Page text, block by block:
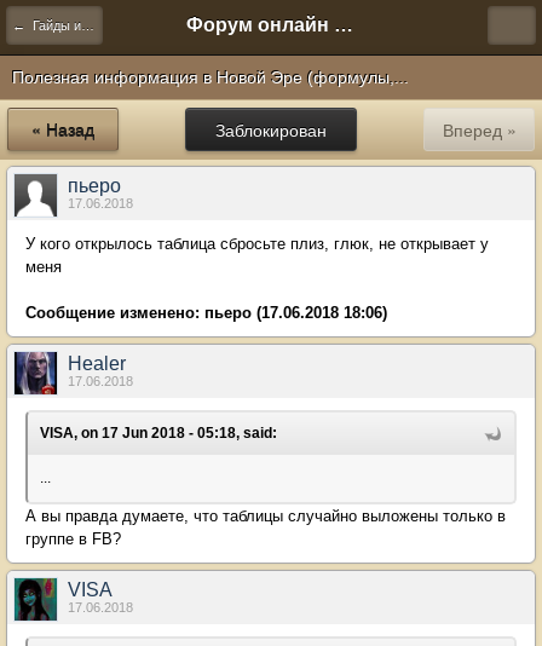
← Гайды и другое Форум онлайн игры "Новая Эра" (Нюра Биз)
Полезная информация в Новой Эре (формулы,...
Заблокирован
« Назад Вперед »
пьеро
17.06.2018
У кого открылось таблица сбросьте плиз, глюк, не открывает у
меня
Сообщение изменено: пьеро (17.06.2018 18:06)
Healer
17.06.2018
VISA, on 17 Jun 2018 - 05:18, said:
...
А вы правда думаете, что таблицы случайно выложены только в
группе в FB?
VISA
17.06.2018